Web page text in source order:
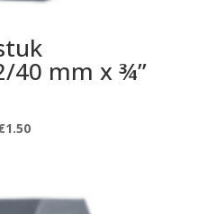
40 mm x ¾”
1.50